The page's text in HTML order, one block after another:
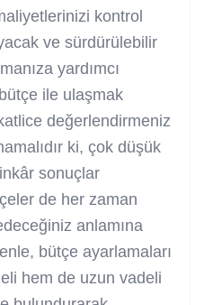
kontrol
ve sürdürülebilir
yardımcı
ile ulaşmak
değerlendirmeniz
ki, çok düşük
sonuçlar
de her zaman
anlamına
bütçe ayarlamaları
hem de uzun vadeli